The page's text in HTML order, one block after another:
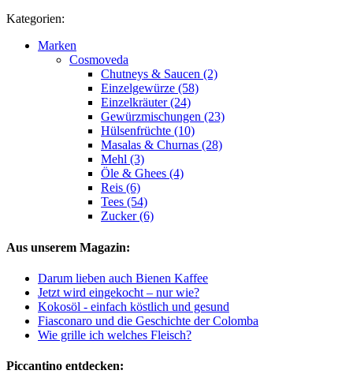
Kategorien:
Marken
Cosmoveda
Chutneys & Saucen (2)
Einzelgewürze (58)
Einzelkräuter (24)
Gewürzmischungen (23)
Hülsenfrüchte (10)
Masalas & Churnas (28)
Mehl (3)
Öle & Ghees (4)
Reis (6)
Tees (54)
Zucker (6)
Aus unserem Magazin:
Darum lieben auch Bienen Kaffee
Jetzt wird eingekocht – nur wie?
Kokosöl - einfach köstlich und gesund
Fiasconaro und die Geschichte der Colomba
Wie grille ich welches Fleisch?
Piccantino entdecken: